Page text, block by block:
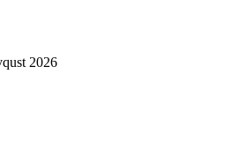
2026